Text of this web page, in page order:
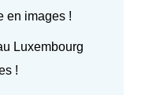
en images !
Luxembourg
!